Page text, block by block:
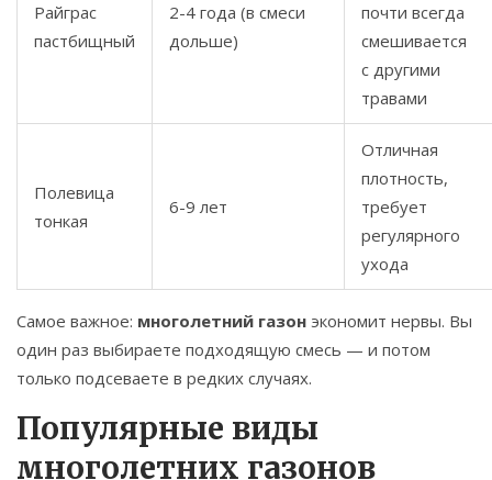
Райграс
пастбищный
2-4 года (в смеси
дольше)
почти всегда
смешивается
с другими
травами
Полевица
тонкая
6-9 лет
Отличная
плотность,
требует
регулярного
ухода
Самое важное: многолетний газон экономит нервы. Вы
один раз выбираете подходящую смесь — и потом
только подсеваете в редких случаях.
Популярные виды
многолетних газонов